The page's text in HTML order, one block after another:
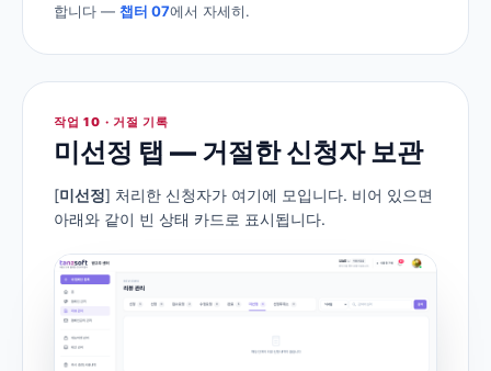
합니다 — 챕터 07에서 자세히.
작업 10 · 거절 기록
미선정 탭 — 거절한 신청자 보관
[미선정] 처리한 신청자가 여기에 모입니다. 비어 있으면
아래와 같이 빈 상태 카드로 표시됩니다.